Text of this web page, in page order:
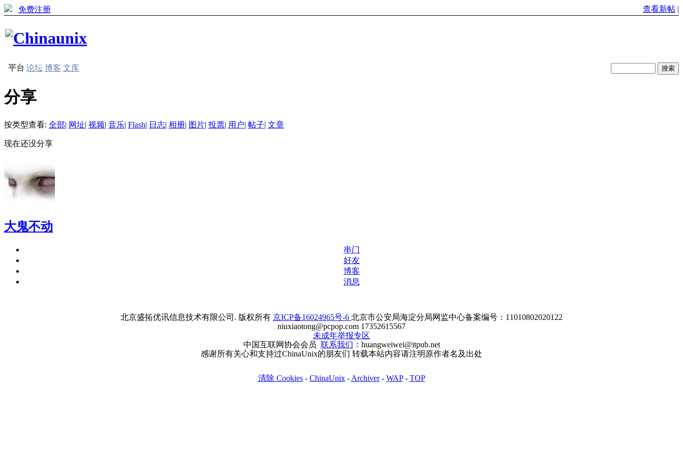
免费注册 查看新帖 |
平台 论坛 博客 文库
分享
按类型查看: 全部| 网址| 视频| 音乐| Flash| 日志| 相册| 图片| 投票| 用户| 帖子| 文章
现在还没分享
大鬼不动
串门
好友
博客
消息
北京盛拓优讯信息技术有限公司. 版权所有 京ICP备16024965号-6 北京市公安局海淀分局网监中心备案编号：11010802020122
niuxiaotong@pcpop.com 17352615567
未成年举报专区
中国互联网协会会员 联系我们 ：huangweiwei@itpub.net
感谢所有关心和支持过ChinaUnix的朋友们 转载本站内容请注明原作者名及出处
清除 Cookies- ChinaUnix- Archiver- WAP- TOP